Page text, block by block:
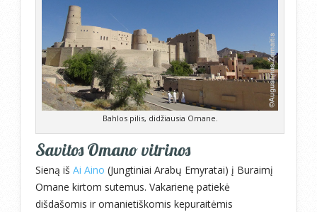
Bahlos pilis, didžiausia Omane.
Savitos Omano vitrinos
Sieną iš Ai Aino (Jungtiniai Arabų Emyratai) į Buraimį
Omane kirtom sutemus. Vakarienę patiekė
dišdašomis ir omanietiškomis kepuraitėmis